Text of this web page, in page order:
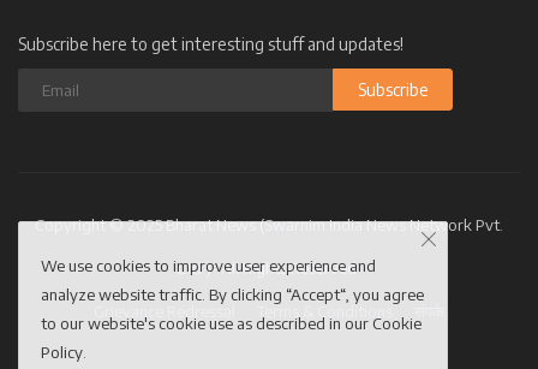
Subscribe here to get interesting stuff and updates!
Subscribe
Copyright © 2025 Bharat News (Swarnim India News Network Pvt.
Ltd.)- All Rights Reserved.
We use cookies to improve user experience and
analyze website traffic. By clicking “Accept“, you agree
to our website's cookie use as described in ourCookie
Policy